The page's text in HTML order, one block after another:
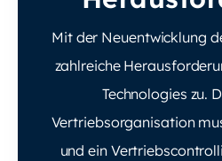
Mit der Neuentwicklung
zahlreiche
Technologies zu.
Vertriebsorganisation
und ein